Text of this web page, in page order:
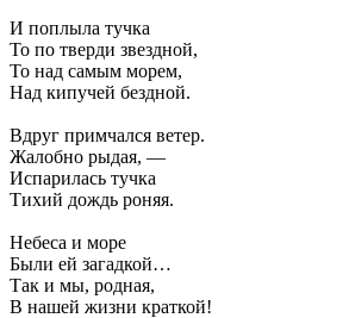
И поплыла тучка
То по тверди звездной,
То над самым морем,
Над кипучей бездной.
Вдруг примчался ветер.
Жалобно рыдая, —
Испарилась тучка
Тихий дождь роняя.
Небеса и море
Были ей загадкой…
Так и мы, родная,
В нашей жизни краткой!